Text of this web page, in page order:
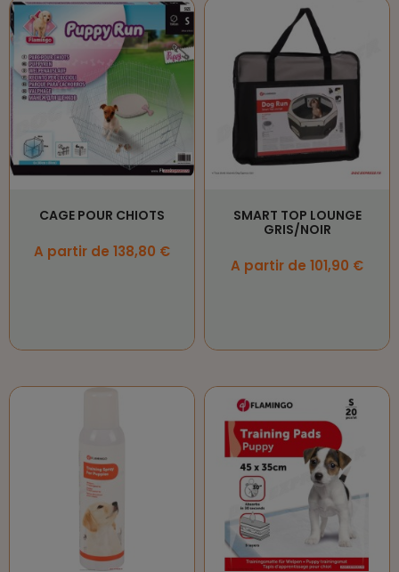
CAGE POUR CHIOTS
Prix
A partir de 138,80 €
SMART TOP LOUNGE
GRIS/NOIR
Prix
A partir de 101,90 €